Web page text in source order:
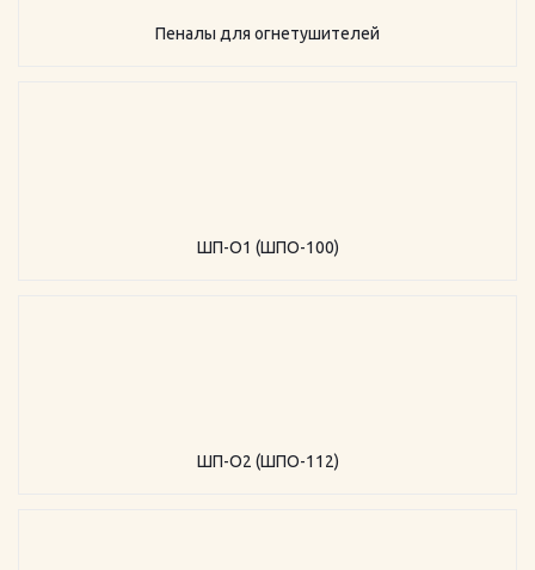
Пеналы для огнетушителей
ШП-О1 (ШПО-100)
ШП-О2 (ШПО-112)